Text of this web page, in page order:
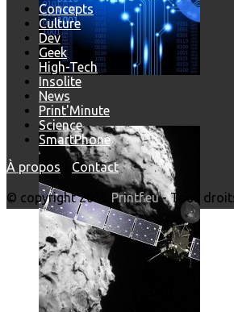
Les dernières photos envoyées par
Concepts
Culture
Dev
Geek
High-Tech
Insolite
News
Print'Minute
Science
SmartPhone
À propos
Contact
© copyright 2015 Printf.eu- Tous